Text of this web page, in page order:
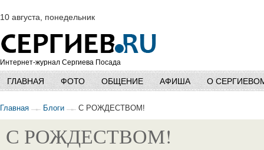
10 августа, понедельник
Интернет-журнал Сергиева Посада
ГЛАВНАЯ ФОТО ОБЩЕНИЕ АФИША О
Главная Блоги С РОЖДЕСТВОМ!
С РОЖДЕСТВОМ!